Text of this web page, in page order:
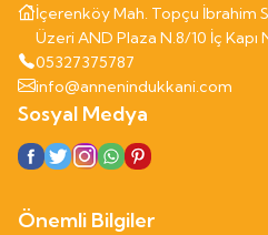
İçerenköy Mah. Topçu İbrahim
Üzeri AND Plaza N.8/10 İç Kapı
05327375787
info@annenindukkani.com
Sosyal Medya
Önemli Bilgiler